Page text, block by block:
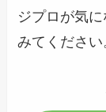
ジプロが気
みてください